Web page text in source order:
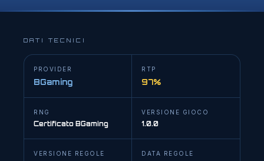
DATI TECNICI
PROVIDER
BGaming
RTP
97%
RNG
Certificato BGaming
VERSIONE GIOCO
1.0.0
VERSIONE REGOLE DATA REGOLE